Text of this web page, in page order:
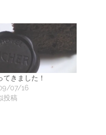
てきました！
07/16
投稿